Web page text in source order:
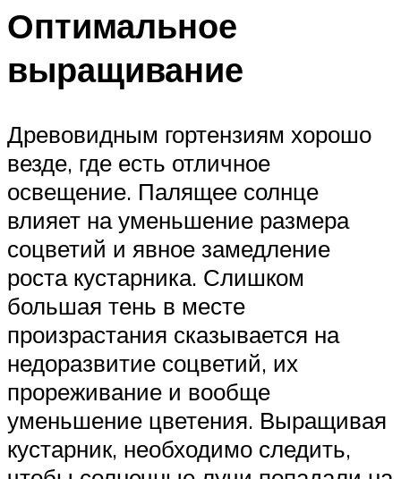
Оптимальное
выращивание
Древовидным гортензиям хорошо
везде, где есть отличное
освещение. Палящее солнце
влияет на уменьшение размера
соцветий и явное замедление
роста кустарника. Слишком
большая тень в месте
произрастания сказывается на
недоразвитие соцветий, их
прореживание и вообще
уменьшение цветения. Выращивая
кустарник, необходимо следить,